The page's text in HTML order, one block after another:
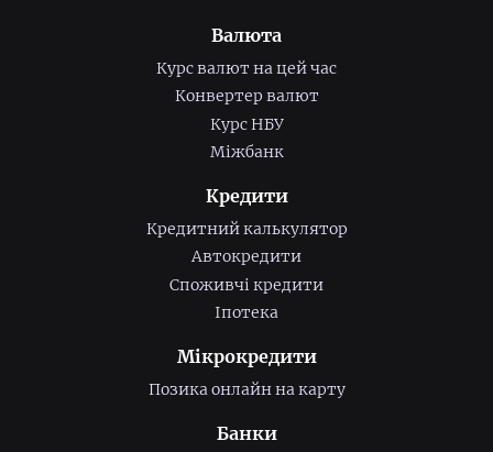
Валюта
Курс валют на цей час
Конвертер валют
Курс НБУ
Міжбанк
Кредити
Кредитний калькулятор
Автокредити
Споживчі кредити
Іпотека
Мікрокредити
Позика онлайн на карту
Банки